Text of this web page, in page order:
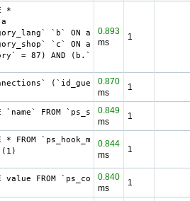
*
`b` ON a.`id_category` =
`c` ON a.`id_category` =
= 87) AND (b.`id_shop` = 1) LIMIT
0.893
ms
1
(`id_guest`,
0.870
ms
1
`name` FROM `ps_supplier` WHERE
0.849
ms
1
* FROM `ps_hook_module_exceptions`
(1)
0.844
ms
1
value FROM `ps_configuration` WHERE
0.840
ms
1